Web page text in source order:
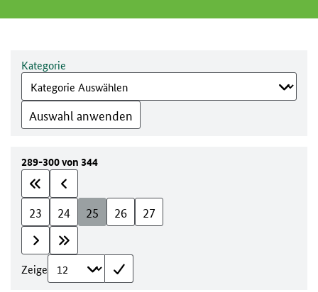
Kategorie
Auswahl anwenden
289-300 von 344
23 24 25 26 27
Zeige